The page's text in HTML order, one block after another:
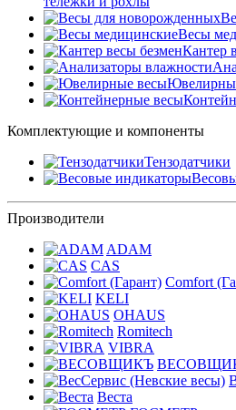
Весы
Кантер
Комплектующие и компоненты
Тензодатчики
Производители
ADAM
CAS
Comfort
KELI
OHAUS
Romitech
VIBRA
Веста